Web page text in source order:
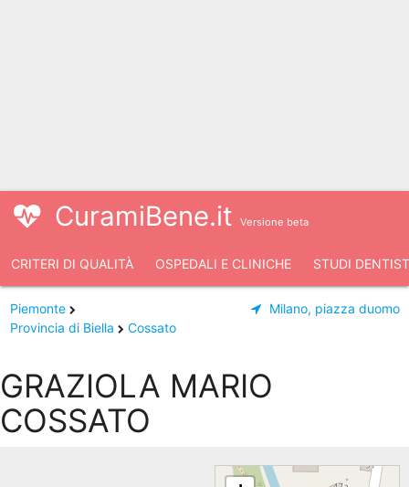
CuramiBene.it Versione beta
CRITERI DI QUALITÀ OSPEDALI E CLINICHE STUDI
Piemonte
Provincia di Biella
Cossato
Milano, piazza duomo
GRAZIOLA MARIO
COSSATO